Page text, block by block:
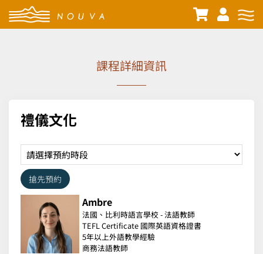
課程詳細資訊
禮儀文化
搶先預約
Ambre
法國、比利時語言學校 - 法語教師
TEFL Certificate 國際英語資格證書
5年以上外語教學經驗
商務法語教師